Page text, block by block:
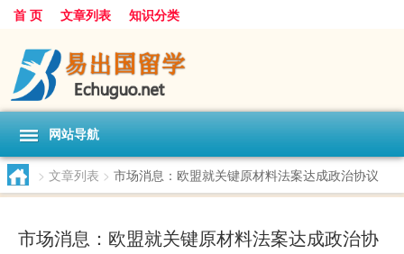
首 页 文章列表 知识分类
网站导航
> 文章列表 > 市场消息：欧盟就关键原材料法案达成政治协议
市场消息：欧盟就关键原材料法案达成政治协